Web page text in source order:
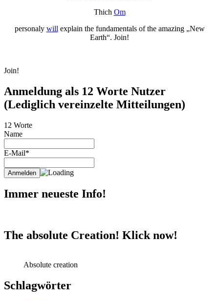
Thich Om
personaly will explain the fundamentals of the amazing „New
Earth“. Join!
Join!
Anmeldung als 12 Worte Nutzer
(Lediglich vereinzelte Mitteilungen)
12 Worte
Name
E-Mail*
Immer neueste Info!
The absolute Creation! Klick now!
Absolute creation
Schlagwörter